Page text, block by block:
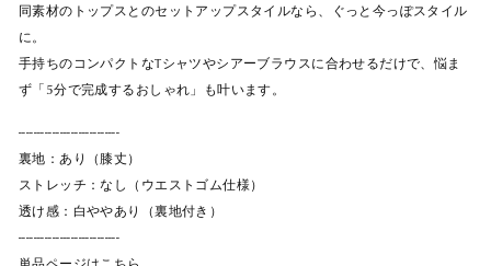
同素材のトップスとのセットアップスタイルなら、ぐっと今っぽスタイル
に。
手持ちのコンパクトなTシャツやシアーブラウスに合わせるだけで、悩ま
ず「5分で完成するおしゃれ」も叶います。
---------------------------
裏地：あり（膝丈）
ストレッチ：なし（ウエストゴム仕様）
透け感：白ややあり（裏地付き）
---------------------------